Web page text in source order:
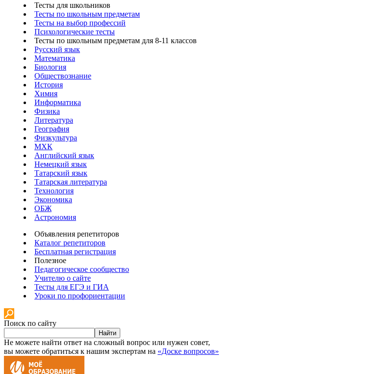
Тесты для школьников
Тесты по школьным предметам
Тесты на выбор профессий
Психологические тесты
Тесты по школьным предметам для 8-11 классов
Русский язык
Математика
Биология
Обществознание
История
Химия
Информатика
Физика
Литература
География
Физкультура
МХК
Английский язык
Немецкий язык
Татарский язык
Татарская литература
Технология
Экономика
ОБЖ
Астрономия
Объявления репетиторов
Каталог репетиторов
Бесплатная регистрация
Полезное
Педагогическое сообщество
Учителю о сайте
Тесты для ЕГЭ и ГИА
Уроки по профориентации
Поиск по сайту
Найти
Не можете найти ответ на сложный вопрос или нужен совет,
вы можете обратиться к нашим экспертам на «Доске вопросов»